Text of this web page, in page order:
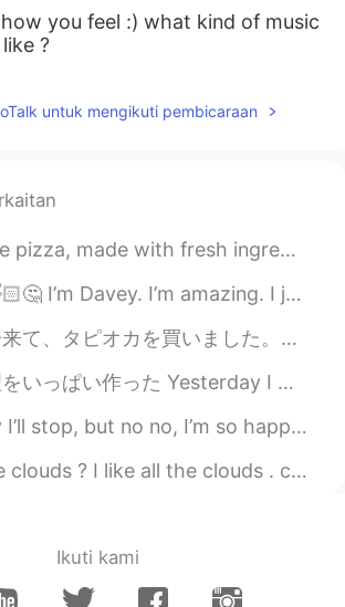
you feel :) what kind of music
?
untuk mengikuti pembicaraan
ingredients. 👌 And yes I love pineapple on my 🍕! 自制披萨，用新鲜食材制成。 是...
I’m amazing. I just wanted to say that ☺️ hope you all had a nice day ~ 🤣
かったので、新しい飲み物を買ってほしいでした。女の子に「大丈夫、無料です！」と言いました。 今日はその女の子が来て、これをくれました！感動...
a lot of food バーベキューをしたり、ブリオッシュを作ったり、バナナパンもも作った I did some barbec...
I’m so happy, okay hehe.. I’m heading home from work, have a wond...
all the clouds . colorful, messy, fluffy, unhappy .... that's why I l...
Ikuti kami